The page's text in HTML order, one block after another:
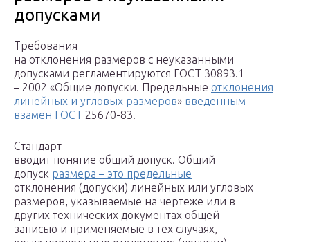
допусками
Требования
на отклонения размеров с неуказанными
допусками регламентируются ГОСТ 30893.1
– 2002 «Общие допуски. Предельные отклонения
линейных и угловых размеров» введенным
взамен ГОСТ 25670-83.
Стандарт
вводит понятие общий допуск. Общий
допуск размера – это предельные
отклонения (допуски) линейных или угловых
размеров, указываемые на чертеже или в
других технических документах общей
записью и применяемые в тех случаях,